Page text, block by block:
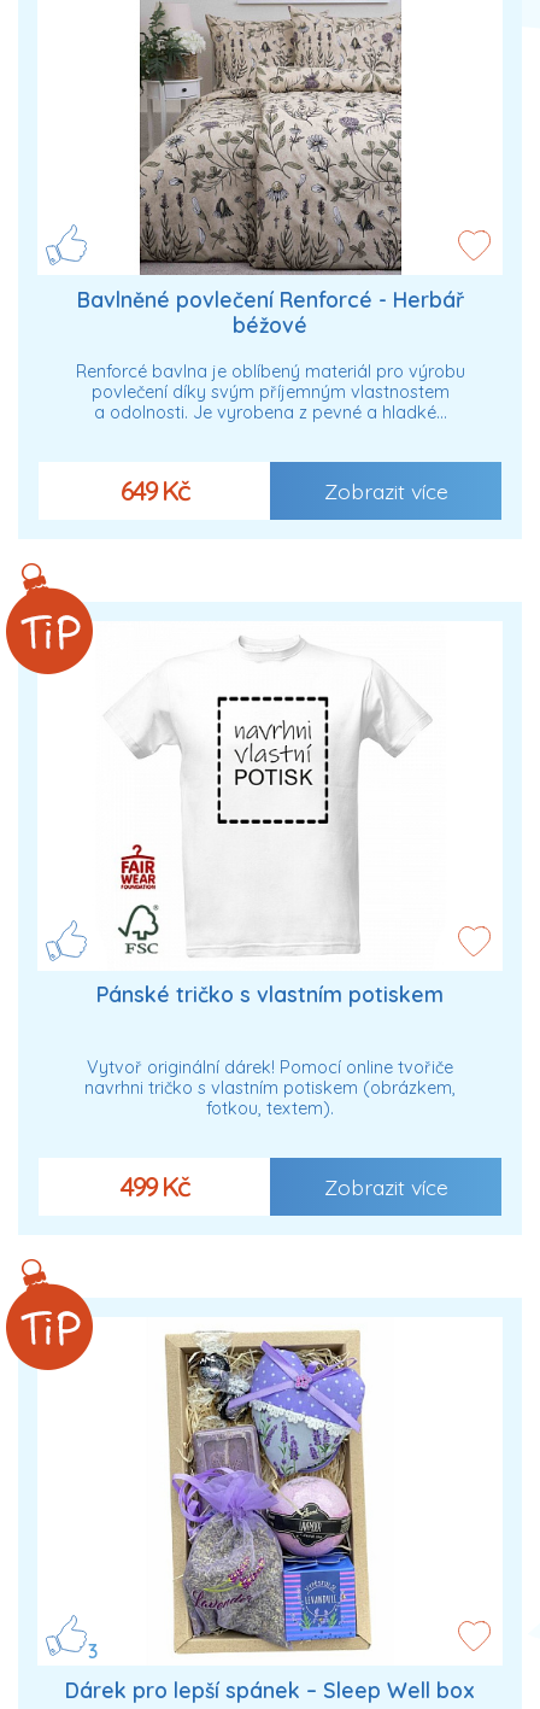
Bavlněné povlečení Renforcé - Herbář
béžové
Renforcé bavlna je oblíbený materiál pro výrobu
povlečení díky svým příjemným vlastnostem
a odolnosti. Je vyrobena z pevné a hladké…
649 Kč Zobrazit více
Pánské tričko s vlastním potiskem
Vytvoř originální dárek! Pomocí online tvořiče
navrhni tričko s vlastním potiskem (obrázkem,
fotkou, textem).
499 Kč Zobrazit více
3
Dárek pro lepší spánek – Sleep Well box